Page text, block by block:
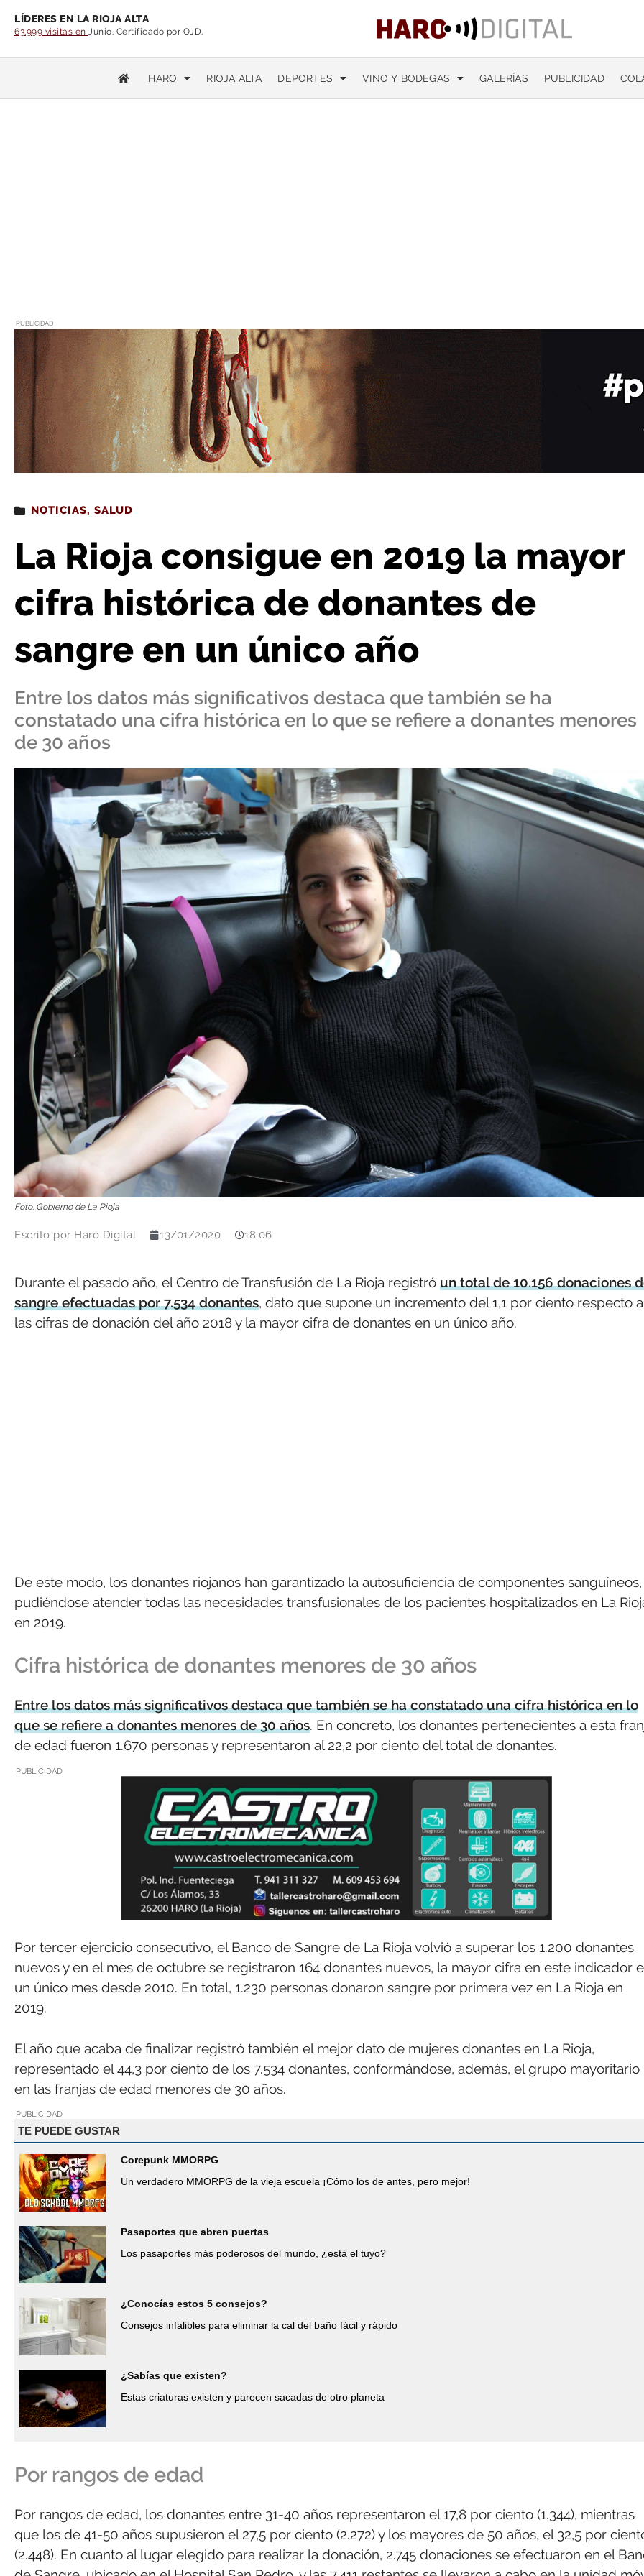
LÍDERES EN LA RIOJA ALTA
63.999 visitas en Junio. Certificado por OJD.
HARO RIOJA ALTA DEPORTES VINO Y BODEGAS GALERÍAS PUBLICIDAD
PUBLICIDAD
Estás leyendo: La Rioja consigue en 2019 la mayor cifra histórica de donantes de sangre en un único año
NOTICIAS, SALUD
La Rioja consigue en 2019 la mayor
cifra histórica de donantes de
sangre en un único año
Entre los datos más significativos destaca que también se ha
constatado una cifra histórica en lo que se refiere a donantes menores
de 30 años
Foto: Gobierno de La Rioja
Escrito por Haro Digital 13/01/2020 18:06
Durante el pasado año, el Centro de Transfusión de La Rioja registró un total de 10.156 donaciones
sangre efectuadas por 7.534 donantes, dato que supone un incremento del 1,1 por ciento respecto a
las cifras de donación del año 2018 y la mayor cifra de donantes en un único año.
De este modo, los donantes riojanos han garantizado la autosuficiencia de componentes sanguíneos,
pudiéndose atender todas las necesidades transfusionales de los pacientes hospitalizados en La
en 2019.
Cifra histórica de donantes menores de 30 años
Entre los datos más significativos destaca que también se ha constatado una cifra histórica en lo
que se refiere a donantes menores de 30 años. En concreto, los donantes pertenecientes a esta
de edad fueron 1.670 personas y representaron al 22,2 por ciento del total de donantes.
PUBLICIDAD
Por tercer ejercicio consecutivo, el Banco de Sangre de La Rioja volvió a superar los 1.200 donantes
nuevos y en el mes de octubre se registraron 164 donantes nuevos, la mayor cifra en este indicador
un único mes desde 2010. En total, 1.230 personas donaron sangre por primera vez en La Rioja en
2019.
El año que acaba de finalizar registró también el mejor dato de mujeres donantes en La Rioja,
representado el 44,3 por ciento de los 7.534 donantes, conformándose, además, el grupo mayoritario
en las franjas de edad menores de 30 años.
PUBLICIDAD
TE PUEDE GUSTAR
Corepunk MMORPG
Un verdadero MMORPG de la vieja escuela ¡Cómo los de antes, pero mejor!
Pasaportes que abren puertas
Los pasaportes más poderosos del mundo, ¿está el tuyo?
¿Conocías estos 5 consejos?
Consejos infalibles para eliminar la cal del baño fácil y rápido
¿Sabías que existen?
Estas criaturas existen y parecen sacadas de otro planeta
Por rangos de edad
Por rangos de edad, los donantes entre 31-40 años representaron el 17,8 por ciento (1.344), mientras
que los de 41-50 años supusieron el 27,5 por ciento (2.272) y los mayores de 50 años, el 32,5 por
(2.448). En cuanto al lugar elegido para realizar la donación, 2.745 donaciones se efectuaron en el